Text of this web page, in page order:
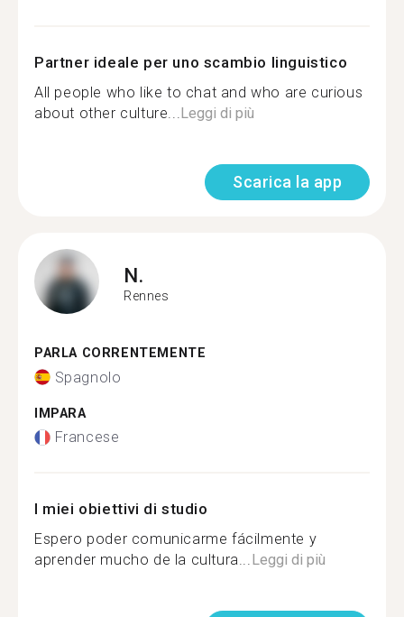
Partner ideale per uno scambio linguistico
All people who like to chat and who are curious
about other culture...Leggi di più
Scarica la app
N.
Rennes
PARLA CORRENTEMENTE
Spagnolo
IMPARA
Francese
I miei obiettivi di studio
Espero poder comunicarme fácilmente y
aprender mucho de la cultura...Leggi di più